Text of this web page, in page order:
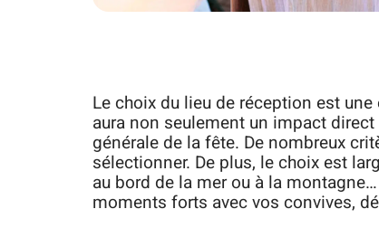
Le choix du lieu de réception est
aura non seulement un impact
générale de la fête. De nombreux
sélectionner. De plus, le choix est
au bord de la mer ou à la
moments forts avec vos convives,